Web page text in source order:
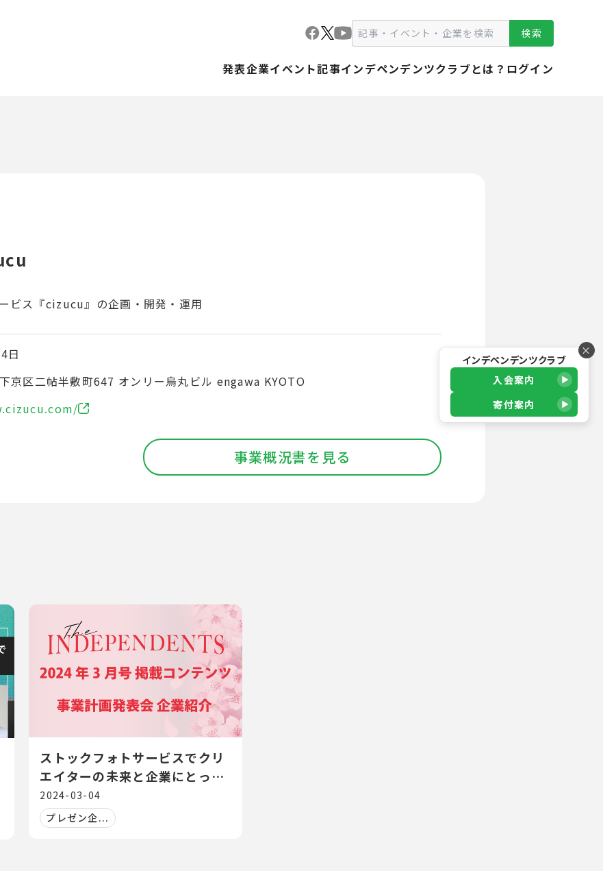
検索
発表企業イベント記事インデペンデンツクラブとは？ ログイン
ビス『cizucu』の企画・開発・運用
日
京区二帖半敷町647 オンリー烏丸ビル engawa KYOTO
事業概況書を見る
ストックフォトサービスでクリ
エイターの未来と企業にとって
最適な一枚を創出する
2024-03-04
プレゼン企...
×
インデペンデンツクラブ
入会案内
寄付案内